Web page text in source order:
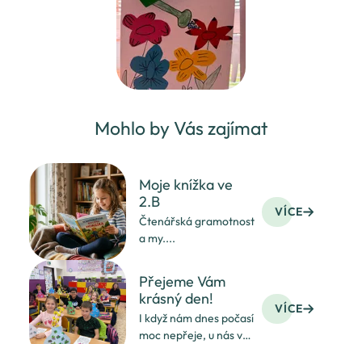
Mohlo by Vás zajímat
Moje knížka ve
2.B
Čtenářská gramotnost
a my....
VÍCE
Přejeme Vám
krásný den!
I když nám dnes počasí
moc nepřeje, u nás ve
VÍCE